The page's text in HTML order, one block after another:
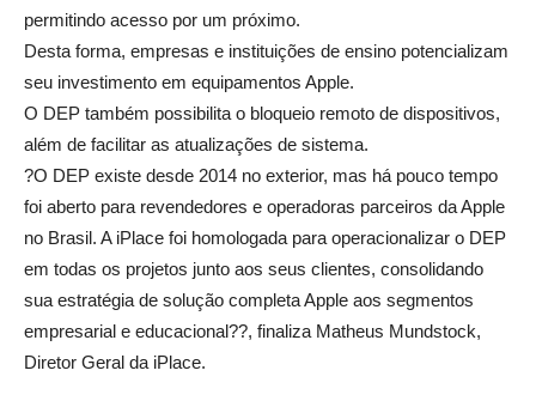
permitindo acesso por um próximo.
Desta forma, empresas e instituições de ensino potencializam
seu investimento em equipamentos Apple.
O DEP também possibilita o bloqueio remoto de dispositivos,
além de facilitar as atualizações de sistema.
?O DEP existe desde 2014 no exterior, mas há pouco tempo
foi aberto para revendedores e operadoras parceiros da Apple
no Brasil. A iPlace foi homologada para operacionalizar o DEP
em todas os projetos junto aos seus clientes, consolidando
sua estratégia de solução completa Apple aos segmentos
empresarial e educacional??, finaliza Matheus Mundstock,
Diretor Geral da iPlace.